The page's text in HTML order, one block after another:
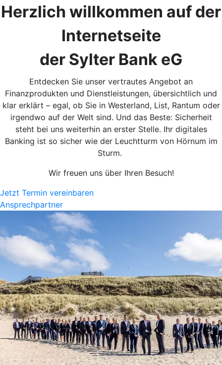
Herzlich willkommen auf der
Internetseite
der Sylter Bank eG
Entdecken Sie unser vertrautes Angebot an
Finanzprodukten und Dienstleistungen, übersichtlich und
klar erklärt – egal, ob Sie in Westerland, List, Rantum oder
irgendwo auf der Welt sind. Und das Beste: Sicherheit
steht bei uns weiterhin an erster Stelle. Ihr digitales
Banking ist so sicher wie der Leuchtturm von Hörnum im
Sturm.
Wir freuen uns über Ihren Besuch!
Jetzt Termin vereinbaren
Ansprechpartner